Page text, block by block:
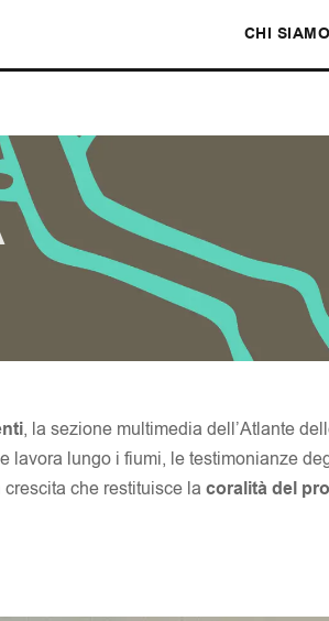
CHI SIAMO
, la sezione multimedia dell’Atlante
lavora lungo i fiumi, le testimonianze
che restituisce lacoralità del